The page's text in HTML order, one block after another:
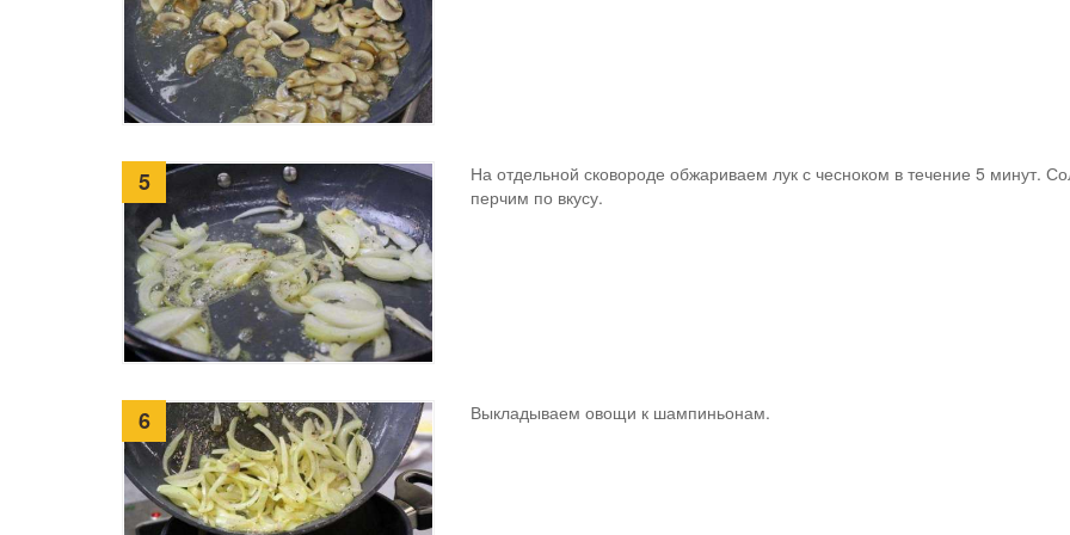
5
На отдельной сковороде обжариваем лук с чесноком в течение 5 минут.
перчим по вкусу.
6 Выкладываем овощи к шампиньонам.